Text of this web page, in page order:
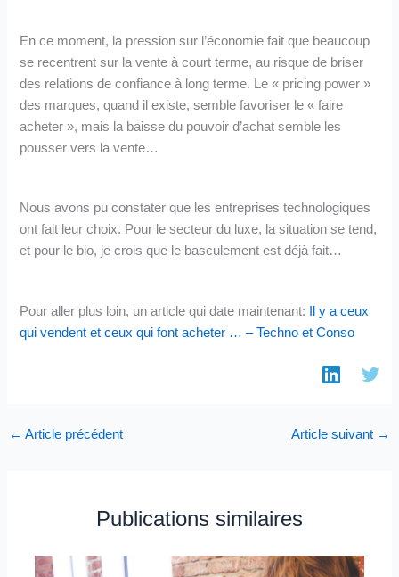
En ce moment, la pression sur l’économie fait que beaucoup
se recentrent sur la vente à court terme, au risque de briser
des relations de confiance à long terme. Le « pricing power »
des marques, quand il existe, semble favoriser le « faire
acheter », mais la baisse du pouvoir d’achat semble les
pousser vers la vente…
Nous avons pu constater que les entreprises technologiques
ont fait leur choix. Pour le secteur du luxe, la situation se tend,
et pour le bio, je crois que le basculement est déjà fait…
Pour aller plus loin, un article qui date maintenant:
Il y a ceux
qui vendent et ceux qui font acheter … – Techno et Conso
← Article précédent Article suivant →
Publications similaires